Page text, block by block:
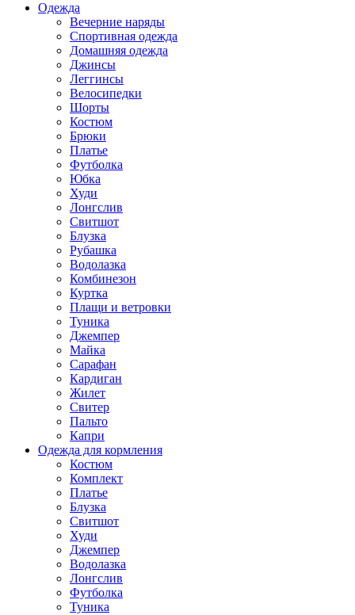
Одежда
Вечерние наряды
Спортивная одежда
Домашняя одежда
Джинсы
Леггинсы
Велосипедки
Шорты
Костюм
Брюки
Платье
Футболка
Юбка
Худи
Лонгслив
Свитшот
Блузка
Рубашка
Водолазка
Комбинезон
Куртка
Плащи и ветровки
Туника
Джемпер
Майка
Сарафан
Кардиган
Жилет
Свитер
Пальто
Капри
Одежда для кормления
Костюм
Комплект
Платье
Блузка
Свитшот
Худи
Джемпер
Водолазка
Лонгслив
Футболка
Туника